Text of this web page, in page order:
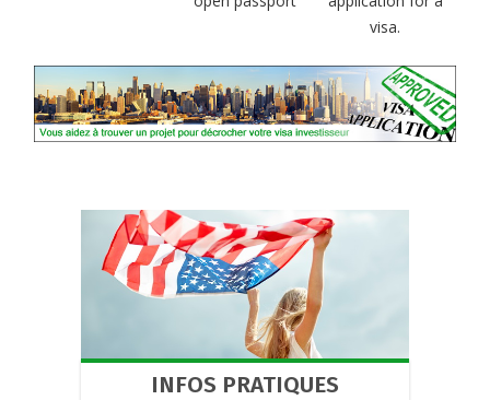
visa.
INFOS PRATIQUES